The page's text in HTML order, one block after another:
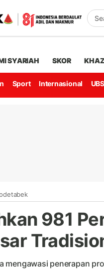
SYARIAH SKOR
Sport Internasional
981
mengawasi penerapan